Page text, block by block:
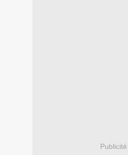
Publicité